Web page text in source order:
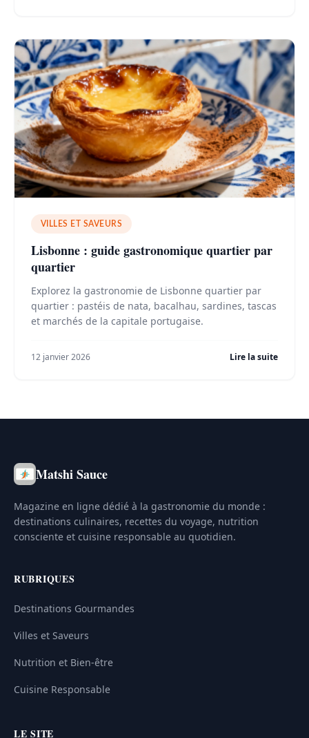
VILLES ET SAVEURS
Lisbonne : guide gastronomique quartier par
quartier
Explorez la gastronomie de Lisbonne quartier par
quartier : pastéis de nata, bacalhau, sardines, tascas
et marchés de la capitale portugaise.
12 janvier 2026 Lire la suite
Matshi Sauce
Magazine en ligne dédié à la gastronomie du monde :
destinations culinaires, recettes du voyage, nutrition
consciente et cuisine responsable au quotidien.
RUBRIQUES
Destinations Gourmandes
Villes et Saveurs
Nutrition et Bien-être
Cuisine Responsable
LE SITE